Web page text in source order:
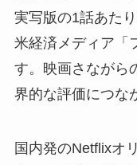
実写版の1話あた
米経済メディア「
す。映画さながら
界的な評価につな
国内発のNetflixオ